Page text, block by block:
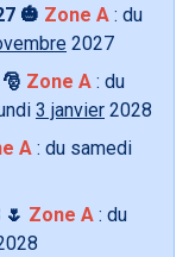
🎃 Zone A : du
2027
Zone A : du
3 janvier 2028
A : du samedi
Zone A : du